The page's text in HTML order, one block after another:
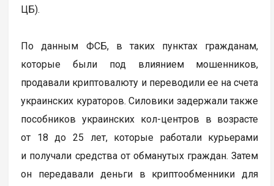
ЦБ).
По данным ФСБ, в таких пунктах гражданам,
которые были под влиянием мошенников,
продавали криптовалюту и переводили ее на счета
украинских кураторов. Силовики задержали также
пособников украинских кол-центров в возрасте
от 18 до 25 лет, которые работали курьерами
и получали средства от обманутых граждан. Затем
он передавали деньги в криптообменники для